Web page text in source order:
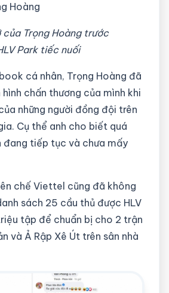
Hoàng
của Trọng Hoàng trước
Park tiếc nuối
cá nhân, Trọng Hoàng đã
chấn thương của mình khi
những người đồng đội trên
Cụ thể anh cho biết quá
đang tiếp tục và chưa mấy
chế Viettel cũng đã không
sách 25 cầu thủ được HLV
tập để chuẩn bị cho 2 trận
và Ả Rập Xê Út trên sân nhà